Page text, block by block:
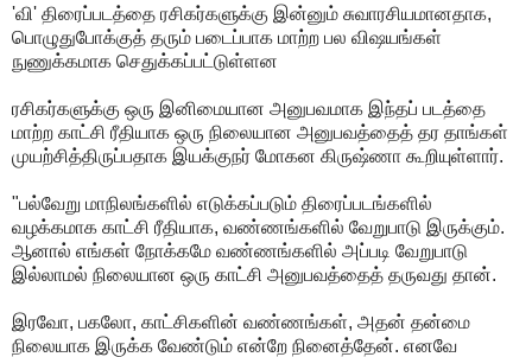
'வி' திரைப்படத்தை ரசிகர்களுக்கு இன்னும் சுவாரசியமானதாக,
பொழுதுபோக்குத் தரும் படைப்பாக மாற்ற பல விஷயங்கள்
நுணுக்கமாக செதுக்கப்பட்டுள்ளன
ரசிகர்களுக்கு ஒரு இனிமையான அனுபவமாக இந்தப் படத்தை
மாற்ற காட்சி ரீதியாக ஒரு நிலையான அனுபவத்தைத் தர தாங்கள்
முயற்சித்திருப்பதாக இயக்குநர் மோகன கிருஷ்ணா கூறியுள்ளார்.
"பல்வேறு மாநிலங்களில் எடுக்கப்படும் திரைப்படங்களில்
வழக்கமாக காட்சி ரீதியாக, வண்ணங்களில் வேறுபாடு இருக்கும்.
ஆனால் எங்கள் நோக்கமே வண்ணங்களில் அப்படி வேறுபாடு
இல்லாமல் நிலையான ஒரு காட்சி அனுபவத்தைத் தருவது தான்.
இரவோ, பகலோ, காட்சிகளின் வண்ணங்கள், அதன் தன்மை
நிலையாக இருக்க வேண்டும் என்றே நினைத்தேன். எனவே